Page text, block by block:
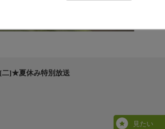
二]★夏休み特別放送
見たい